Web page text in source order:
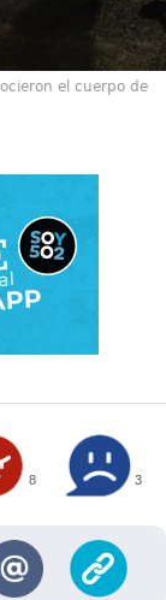
el cuerpo de
8 3